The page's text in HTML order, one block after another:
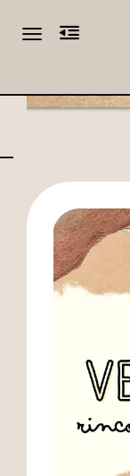
Toggle navigation